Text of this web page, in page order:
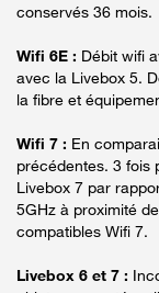
conservés 36 mois.
Wifi 6E : Débit wifi
avec la Livebox 5.
la fibre et
Wifi 7 : En
précédentes. 3 fois
Livebox 7 par
5GHz à proximité
compatibles Wifi 7.
Livebox 6 et 7 :